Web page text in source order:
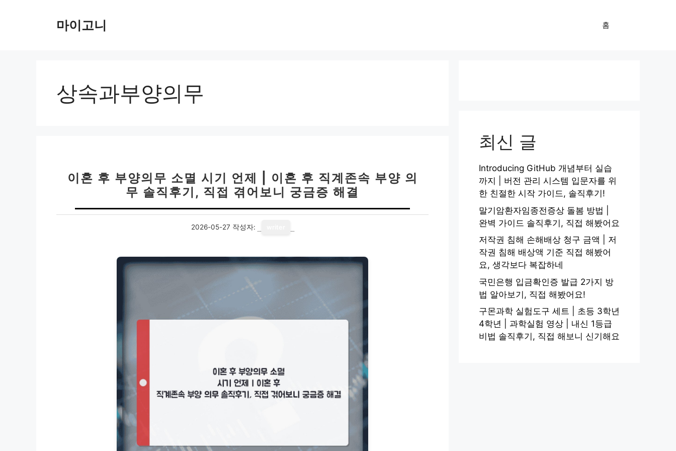
마이고니 홈
상속과부양의무
이혼 후 부양의무 소멸 시기 언제 | 이혼 후 직계존속 부양 의
무 솔직후기, 직접 겪어보니 궁금증 해결
2026-05-27 작성자:
최신 글
Introducing GitHub 개념부터 실습
까지 | 버전 관리 시스템 입문자를 위
한 친절한 시작 가이드, 솔직후기!
말기암환자임종전증상 돌봄 방법 |
완벽 가이드 솔직후기, 직접 해봤어요
저작권 침해 손해배상 청구 금액 | 저
작권 침해 배상액 기준 직접 해봤어
요, 생각보다 복잡하네
국민은행 입금확인증 발급 2가지 방
법 알아보기, 직접 해봤어요!
구몬과학 실험도구 세트 | 초등 3학년
4학년 | 과학실험 영상 | 내신 1등급
비법 솔직후기, 직접 해보니 신기해요